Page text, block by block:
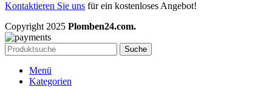
Kontaktieren Sie uns für ein kostenloses Angebot!
Copyright 2025 Plomben24.com.
Suche
Menü
Kategorien